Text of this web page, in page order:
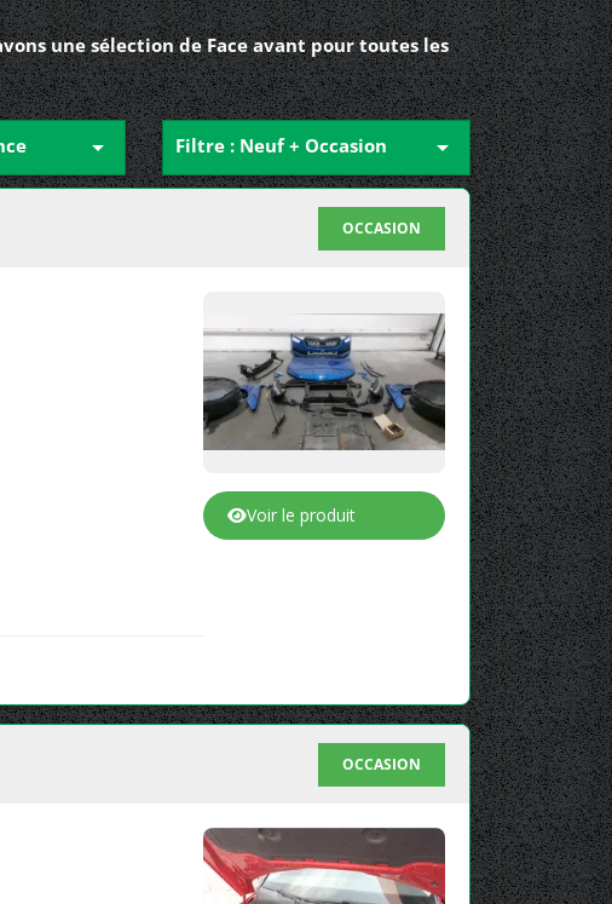
une sélection de Face avant pour toutes les
 Filtre : Neuf + Occasion 
OCCASION
Voir le produit
OCCASION